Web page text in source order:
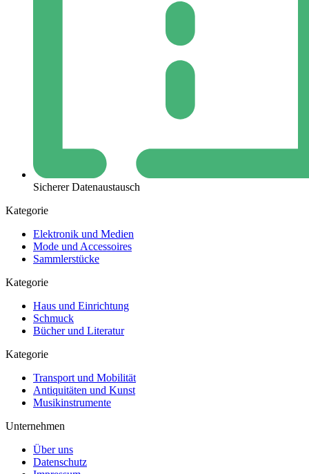
Sicherer Datenaustausch
Kategorie
Elektronik und Medien
Mode und Accessoires
Sammlerstücke
Kategorie
Haus und Einrichtung
Schmuck
Bücher und Literatur
Kategorie
Transport und Mobilität
Antiquitäten und Kunst
Musikinstrumente
Unternehmen
Über uns
Datenschutz